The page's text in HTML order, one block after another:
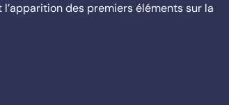
des premiers éléments sur la